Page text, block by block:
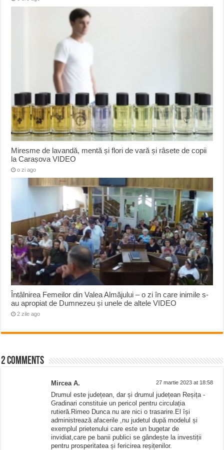
Miresme de lavandă, mentă și flori de vară și râsete de copii
la Carașova VIDEO
o zi ago
Întâlnirea Femeilor din Valea Almăjului – o zi în care inimile s-
au apropiat de Dumnezeu și unele de altele VIDEO
2 zile ago
2 comments
Mircea A. 27 martie 2023 at 18:58
Drumul este județean, dar și drumul județean Reșița -
Gradinari constituie un pericol pentru circulația
rutieră.Rimeo Dunca nu are nici o trasarire.El își
administrează afacerile ,nu judetul după modelul și
exemplul prietenului care este un bugetar de
invidiat,care pe banii publici se gândește la investiții
pentru prosperitatea și fericirea reșițenilor.